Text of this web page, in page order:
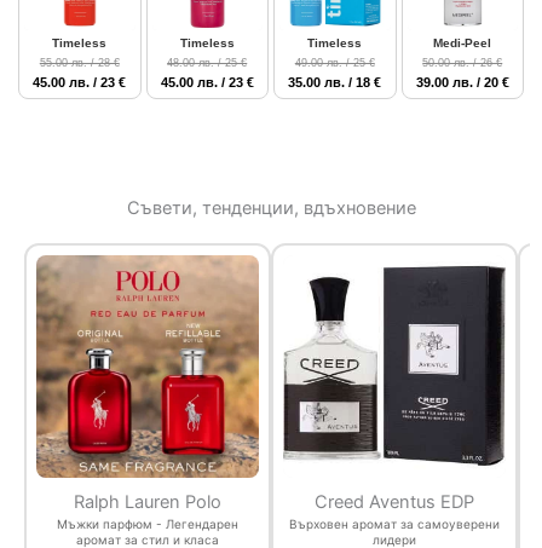
Timeless
55.00 лв. / 28 €
45.00 лв. / 23 €
Timeless
48.00 лв. / 25 €
45.00 лв. / 23 €
Timeless
49.00 лв. / 25 €
35.00 лв. / 18 €
Medi-Peel
50.00 лв. / 26 €
39.00 лв. / 20 €
Съвети, тенденции, вдъхновение
Ralph Lauren Polo
Мъжки парфюм - Легендарен
аромат за стил и класа
Creed Aventus EDP
Върховен аромат за самоуверени
лидери